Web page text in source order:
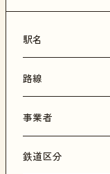
駅名
路線
事業者
鉄道区分